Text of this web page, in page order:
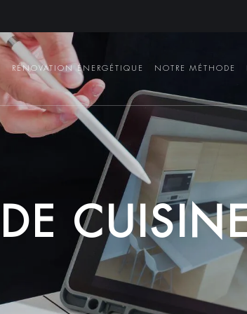
RÉNOVATION ÉNERGÉTIQUE NOTRE MÉTHODE
DE CUISIN